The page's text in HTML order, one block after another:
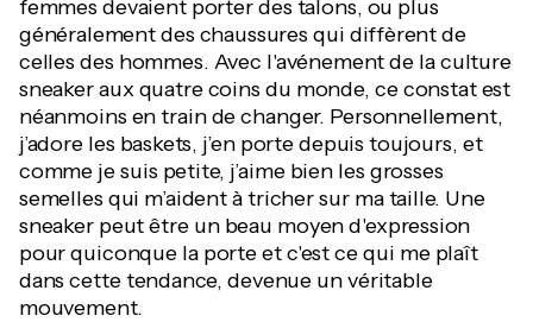
femmes devaient porter des talons, ou plus
généralement des chaussures qui diffèrent de
celles des hommes. Avec l'avénement de la culture
sneaker aux quatre coins du monde, ce constat est
néanmoins en train de changer. Personnellement,
j’adore les baskets, j’en porte depuis toujours, et
comme je suis petite, j’aime bien les grosses
semelles qui m’aident à tricher sur ma taille. Une
sneaker peut être un beau moyen d'expression
pour quiconque la porte et c'est ce qui me plaît
dans cette tendance, devenue un véritable
mouvement.